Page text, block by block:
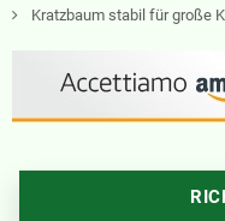
Kratzbaum stabil für große